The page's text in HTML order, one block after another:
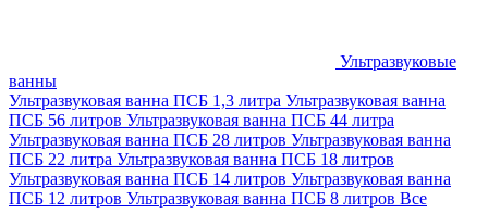
Ультразвуковые
ванны
Ультразвуковая ванна ПСБ 1,3 литра Ультразвуковая ванна
ПСБ 56 литров Ультразвуковая ванна ПСБ 44 литра
Ультразвуковая ванна ПСБ 28 литров Ультразвуковая ванна
ПСБ 22 литра Ультразвуковая ванна ПСБ 18 литров
Ультразвуковая ванна ПСБ 14 литров Ультразвуковая ванна
ПСБ 12 литров Ультразвуковая ванна ПСБ 8 литров Все